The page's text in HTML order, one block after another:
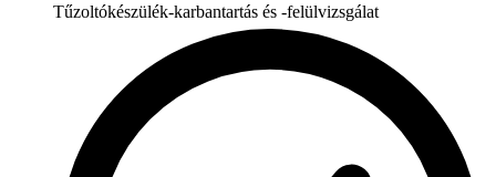
Tűzoltókészülék-karbantartás és -felülvizsgálat